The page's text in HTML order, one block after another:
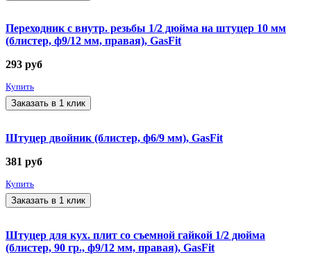
Переходник с внутр. резьбы 1/2 дюйма на штуцер 10 мм
(блистер, ф9/12 мм, правая), GasFit
293 руб
Купить
Заказать в 1 клик
Штуцер двойник (блистер, ф6/9 мм), GasFit
381 руб
Купить
Заказать в 1 клик
Штуцер для кух. плит со съемной гайкой 1/2 дюйма
(блистер, 90 гр., ф9/12 мм, правая), GasFit